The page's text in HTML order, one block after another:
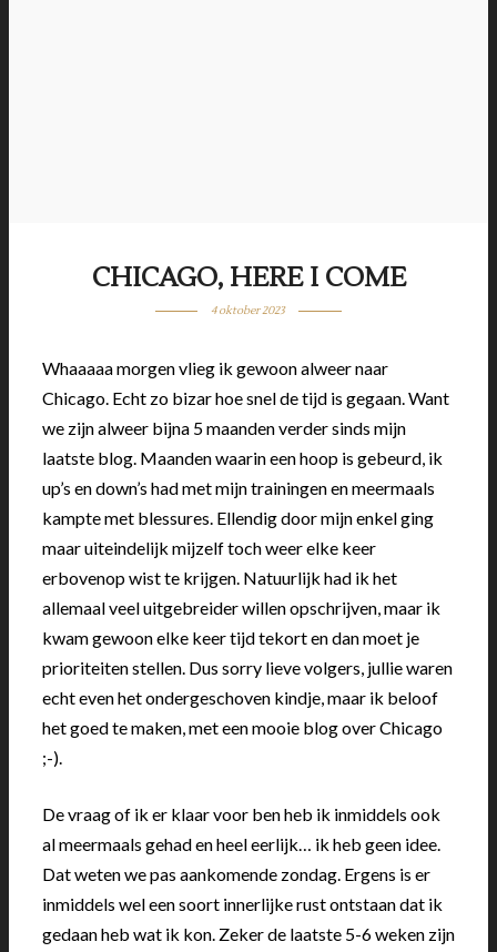
CHICAGO, HERE I COME
4 oktober 2023
Whaaaaa morgen vlieg ik gewoon alweer naar
Chicago. Echt zo bizar hoe snel de tijd is gegaan. Want
we zijn alweer bijna 5 maanden verder sinds mijn
laatste blog. Maanden waarin een hoop is gebeurd, ik
up’s en down’s had met mijn trainingen en meermaals
kampte met blessures. Ellendig door mijn enkel ging
maar uiteindelijk mijzelf toch weer elke keer
erbovenop wist te krijgen. Natuurlijk had ik het
allemaal veel uitgebreider willen opschrijven, maar ik
kwam gewoon elke keer tijd tekort en dan moet je
prioriteiten stellen. Dus sorry lieve volgers, jullie waren
echt even het ondergeschoven kindje, maar ik beloof
het goed te maken, met een mooie blog over Chicago
;-).
De vraag of ik er klaar voor ben heb ik inmiddels ook
al meermaals gehad en heel eerlijk… ik heb geen idee.
Dat weten we pas aankomende zondag. Ergens is er
inmiddels wel een soort innerlijke rust ontstaan dat ik
gedaan heb wat ik kon. Zeker de laatste 5-6 weken zijn